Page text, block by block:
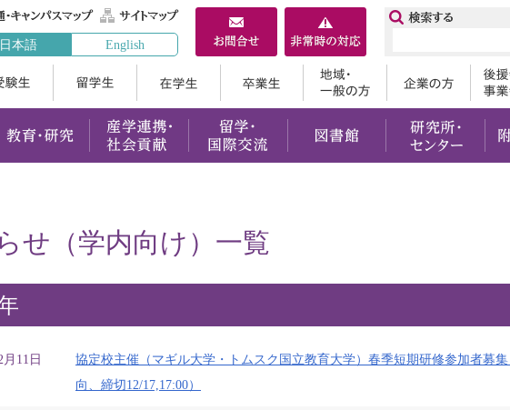
交通・キャンパスマップ
サイトマップ
日本語
English
在学生 地域
入試情報 教育・研究 産学連携・社会貢献留学・国際交流
せ（学内向け）一覧
月11日
協定校主催（マギル大学・トムスク国立教育大学）春季短期研修参加者募
向、締切12/17,17:00）